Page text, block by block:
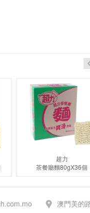
超力
茶餐廳麵80gX36個
澳門美的